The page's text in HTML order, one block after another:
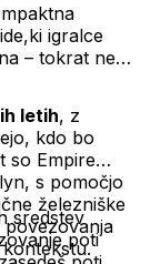
igralce
– tokrat ne z
letih, z
kdo bo
so Empire
s pomočjo
železniške
sredstev
poti